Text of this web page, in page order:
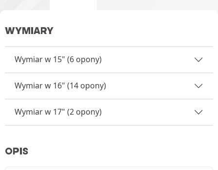
WYMIARY
Wymiar w 15" (6 opony)
Wymiar w 16" (14 opony)
Wymiar w 17" (2 opony)
OPIS